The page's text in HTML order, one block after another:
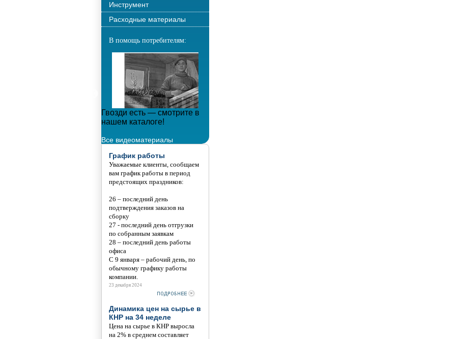
Инструмент
Расходные материалы
В помощь потребителям:
Гвозди есть — смотрите в
нашем каталоге!
Все видеоматериалы
График работы
Уважаемые клиенты, сообщаем
вам график работы в период
предстоящих праздников:
26 – последний день
подтверждения заказов на
сборку
27 - последний день отгрузки
по собранным заявкам
28 – последний день работы
офиса
С 9 января – рабочий день, по
обычному графику работы
компании.
23 декабря 2024
Динамика цен на сырье в
КНР на 34 неделе
Цена на сырье в КНР выросла
на 2% в среднем составляет